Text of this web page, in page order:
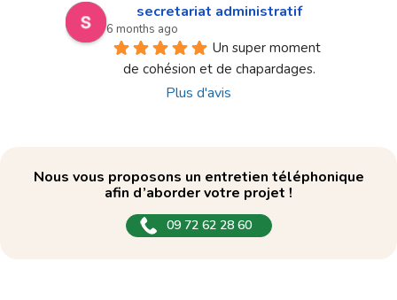
secretariat administratif
6 months ago
Un super moment
de cohésion et de chapardages.
Plus d'avis
Nous vous proposons un entretien téléphonique
afin d’aborder votre projet !
09 72 62 28 60